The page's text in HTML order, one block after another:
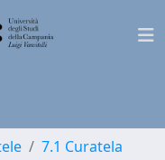
7.1 Curatela